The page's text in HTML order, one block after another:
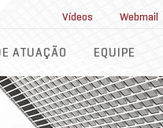
Vídeos Webmail
ATUAÇÃO EQUIPE